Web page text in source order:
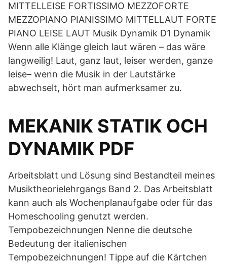
MITTELLEISE FORTISSIMO MEZZOFORTE
MEZZOPIANO PIANISSIMO MITTELLAUT FORTE
PIANO LEISE LAUT Musik Dynamik D1 Dynamik
Wenn alle Klänge gleich laut wären – das wäre
langweilig! Laut, ganz laut, leiser werden, ganze
leise– wenn die Musik in der Lautstärke
abwechselt, hört man aufmerksamer zu.
MEKANIK STATIK OCH
DYNAMIK PDF
Arbeitsblatt und Lösung sind Bestandteil meines
Musiktheorielehrgangs Band 2. Das Arbeitsblatt
kann auch als Wochenplanaufgabe oder für das
Homeschooling genutzt werden.
Tempobezeichnungen Nenne die deutsche
Bedeutung der italienischen
Tempobezeichnungen! Tippe auf die Kärtchen